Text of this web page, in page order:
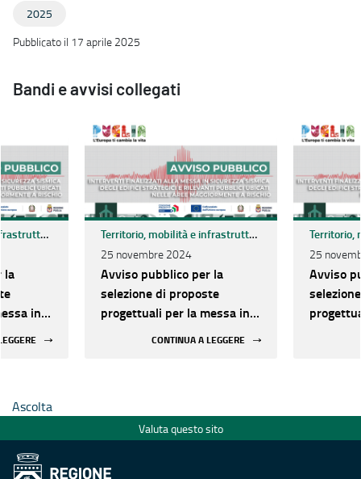
2025
Pubblicato il 17 aprile 2025
Bandi e avvisi collegati
Territorio, mobilità e infrastrutture
la
in
Territorio, mobilità e infrastrutture
25 novembre 2024
Avviso pubblico per la
selezione di proposte
progettuali per la messa in
CONTINUA A LEGGERE
25
Avviso
Ascolta
Valuta questo sito